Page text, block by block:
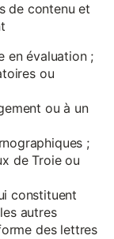
de contenu et
en évaluation ;
ou
ou à un
;
de Troie ou
constituent
autres
des lettres